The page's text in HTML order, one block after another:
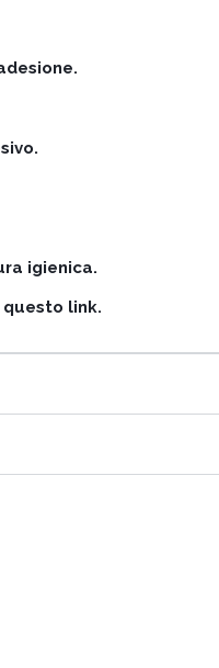
igienica.
link.